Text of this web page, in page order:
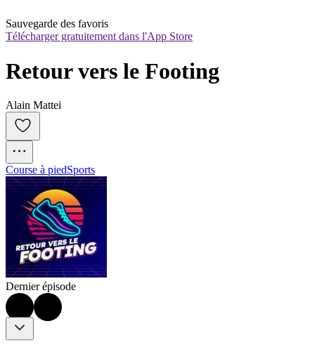
Sauvegarde des favoris
Télécharger gratuitement dans l'App Store
Retour vers le Footing
Alain Mattei
Course à piedSports
Dernier épisode